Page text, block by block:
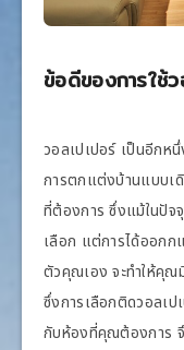
ข้อดีของการใช้
วอลเปเปอร์ เป็นอีกห
การตกแต่งบ้านแบบเ
ที่ต้องการ ซึ่งแม้ในปัจ
เลือก แต่การได้ออกก
ตัวคุณเอง จะทำให้คุณ
ซึ่งการเลือกติดวอลเป
กับห้องที่คุณต้องการ